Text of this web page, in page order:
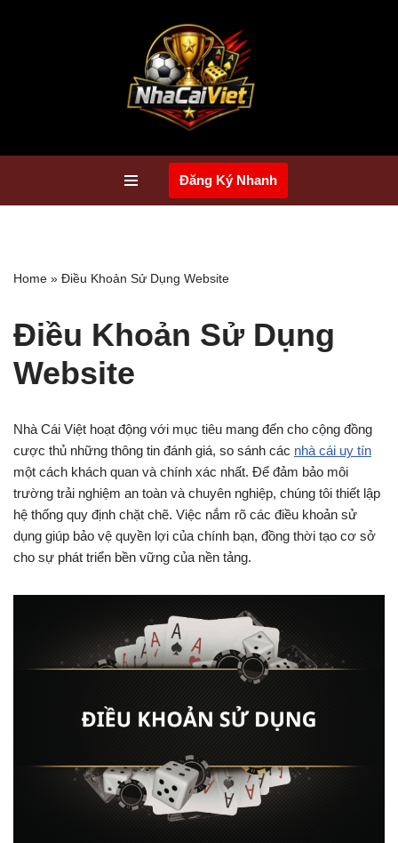
Đăng Ký Nhanh
Home » Điều Khoản Sử Dụng Website
Điều Khoản Sử Dụng
Website
Nhà Cái Việt hoạt động với mục tiêu mang đến cho cộng đồng
cược thủ những thông tin đánh giá, so sánh các nhà cái uy tín
một cách khách quan và chính xác nhất. Để đảm bảo môi
trường trải nghiệm an toàn và chuyên nghiệp, chúng tôi thiết lập
hệ thống quy định chặt chẽ. Việc nắm rõ các điều khoản sử
dụng giúp bảo vệ quyền lợi của chính bạn, đồng thời tạo cơ sở
cho sự phát triển bền vững của nền tảng.